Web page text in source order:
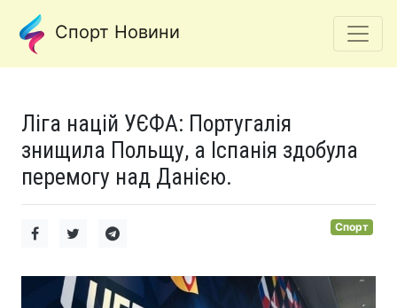
Спорт Новини
Ліга націй УЄФА: Португалія
знищила Польщу, а Іспанія здобула
перемогу над Данією.
Спорт